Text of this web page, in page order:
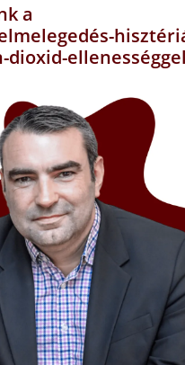
a
dioxid-